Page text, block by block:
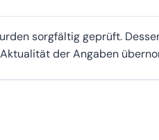
sorgfältig geprüft.
der Angaben